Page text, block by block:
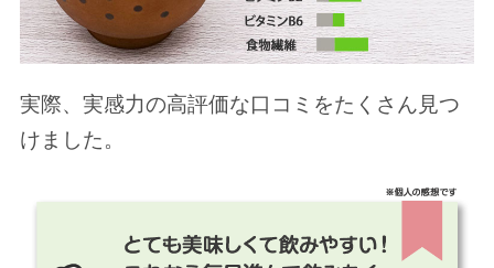
実際、実感力の高評価な口コミをたくさん見つ
けました。